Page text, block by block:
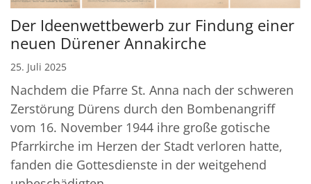
Der Ideenwettbewerb zur Findung einer
neuen Dürener Annakirche
25. Juli 2025
Nachdem die Pfarre St. Anna nach der schweren
Zerstörung Dürens durch den Bombenangriff
vom 16. November 1944 ihre große gotische
Pfarrkirche im Herzen der Stadt verloren hatte,
fanden die Gottesdienste in der weitgehend